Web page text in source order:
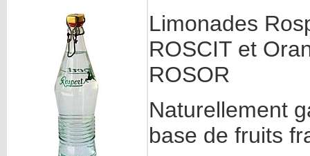
Limonades
ROSCIT et
ROSOR
Naturellement
base de fruits